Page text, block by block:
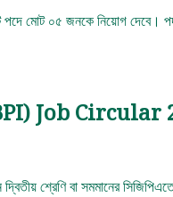
পদে মোট ০৫ জনকে নিয়োগ
Job Circular
শ্রেণি বা সমমানের সিজিপিএতে